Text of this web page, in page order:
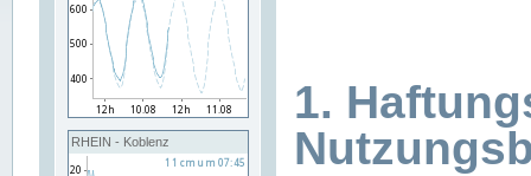
RHEIN - Koblenz
1.